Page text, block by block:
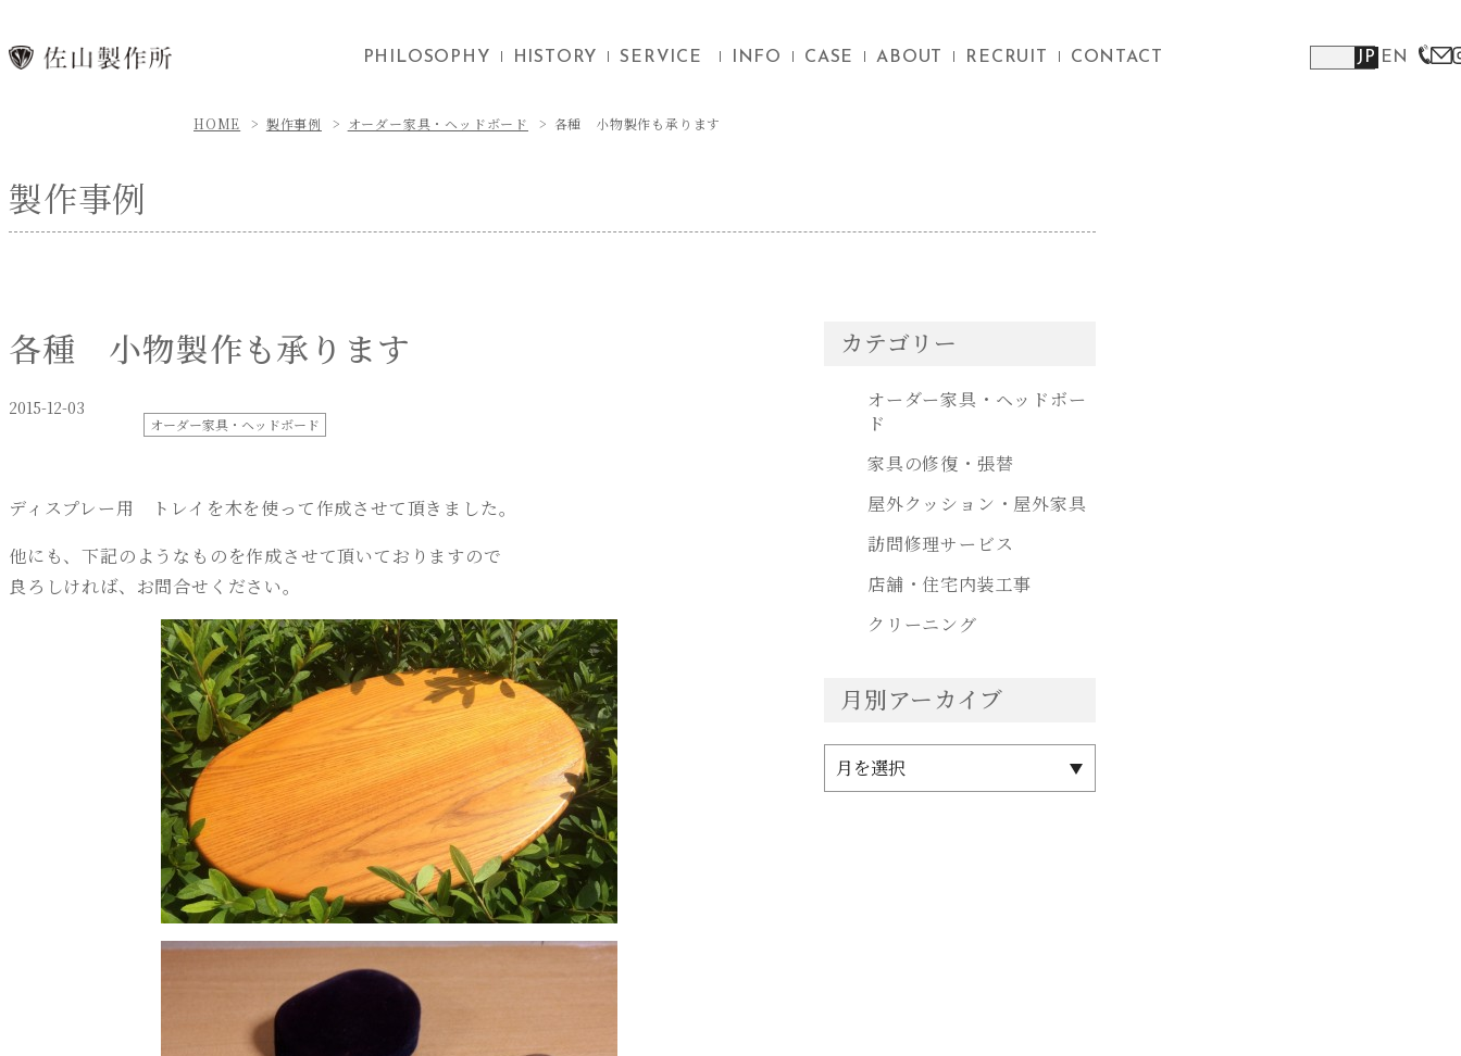
PHILOSOPHY HISTORY SERVICE INFO CASE ABOUT RECRUIT CONTACT JP EN
HOME 製作事例 オーダー家具・ヘッドボード 各種 小物製作も承ります
製作事例
各種 小物製作も承ります
2015-12-03
オーダー家具・ヘッドボード
ディスプレー用 トレイを木を使って作成させて頂きました。
他にも、下記のようなものを作成させて頂いておりますので
良ろしければ、お問合せください。
カテゴリー
オーダー家具・ヘッドボー
ド
家具の修復・張替
屋外クッション・屋外家具
訪問修理サービス
店舗・住宅内装工事
クリーニング
月別アーカイブ